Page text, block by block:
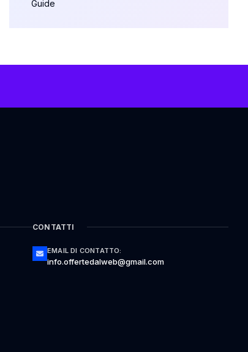
Guide
CONTATTI
EMAIL DI CONTATTO:
info.offertedalweb@gmail.com